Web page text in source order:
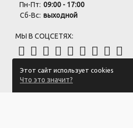
Этот сайт использует cookies
Что это значит?
Пн-Пт: 09:00 - 17:00
Сб-Вс: выходной
МЫ В СОЦСЕТЯХ:
ПОДПИСАТЬСЯ НА РАССЫЛКУ